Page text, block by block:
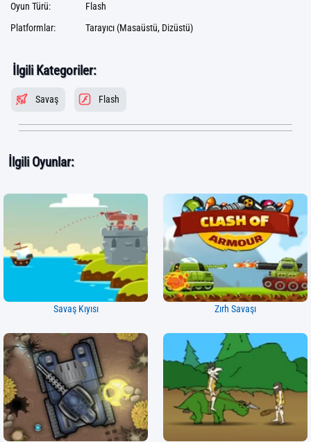
Oyun Türü:
Flash
Platformlar:
Tarayıcı (Masaüstü, Dizüstü)
İlgili Kategoriler:
Savaş Flash
İlgili Oyunlar:
Savaş Kıyısı Zırh Savaşı